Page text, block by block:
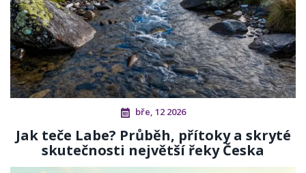
bře, 12 2026
Jak teče Labe? Průběh, přítoky a skryté
skutečnosti největší řeky Česka